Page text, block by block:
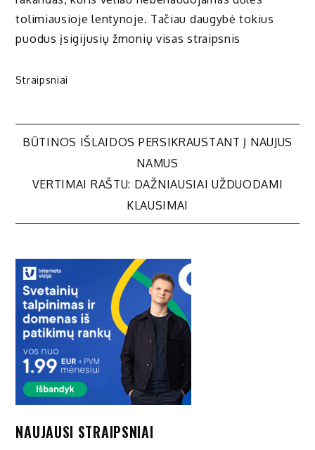
tolimiausioje lentynoje. Tačiau daugybė tokius
puodus įsigijusių žmonių visas straipsnis
Straipsniai
Navigacija
tarp
įrašų
BŪTINOS IŠLAIDOS PERSIKRAUSTANT Į NAUJUS
NAMUS
VERTIMAI RAŠTU: DAŽNIAUSIAI UŽDUODAMI
KLAUSIMAI
NAUJAUSI STRAIPSNIAI